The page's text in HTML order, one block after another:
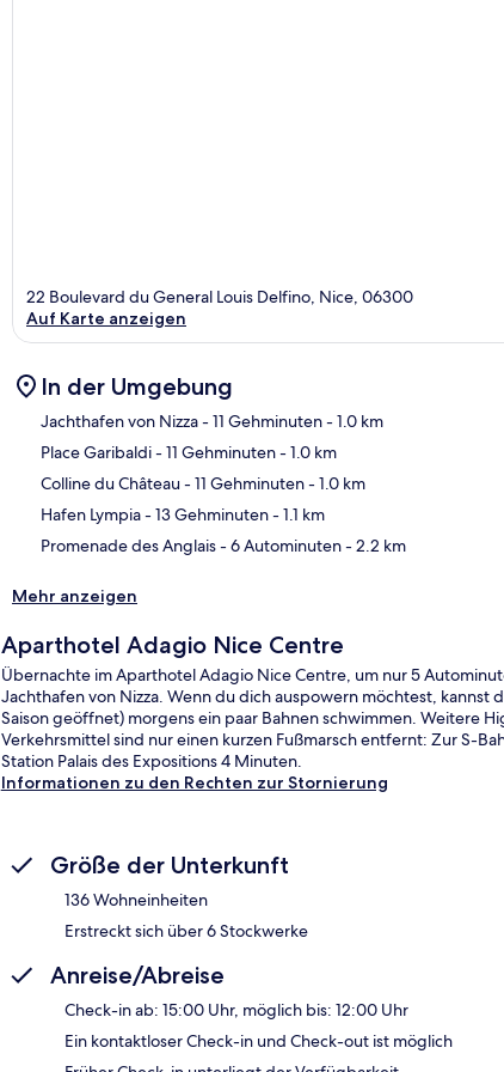
22 Boulevard du General Louis Delfino, Nice, 06300
Auf Karte anzeigen
In der Umgebung
Jachthafen von Nizza- 11 Gehminuten- 1.0 km
Place Garibaldi- 11 Gehminuten- 1.0 km
Colline du Château- 11 Gehminuten- 1.0 km
Hafen Lympia- 13 Gehminuten- 1.1 km
Promenade des Anglais- 6 Autominuten- 2.2 km
Mehr anzeigen
Aparthotel Adagio Nice Centre
Übernachte im Aparthotel Adagio Nice Centre, um nur 5
Jachthafen von Nizza. Wenn du dich auspowern möchtest, kannst
Saison geöffnet) morgens ein paar Bahnen schwimmen. Weitere
Verkehrsmittel sind nur einen kurzen Fußmarsch entfernt: Zur S-
Station Palais des Expositions 4 Minuten.
Informationen zu den Rechten zur Stornierung
Größe der Unterkunft
136 Wohneinheiten
Erstreckt sich über 6 Stockwerke
Anreise/Abreise
Check-in ab: 15:00 Uhr, möglich bis: 12:00 Uhr
Ein kontaktloser Check-in und Check-out ist möglich